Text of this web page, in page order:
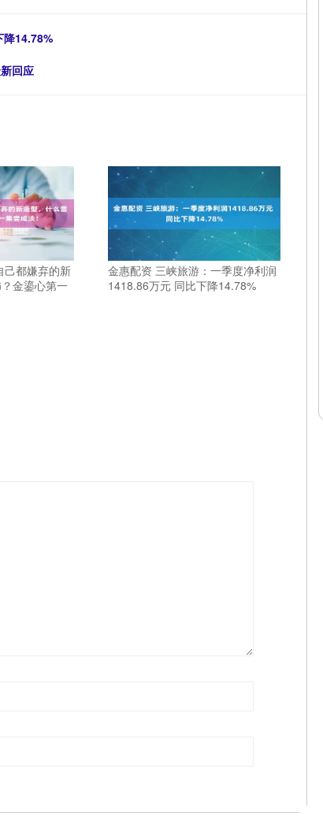
降14.78%
回应
己都嫌弃的新
金鎏心第一
金惠配资 三峡旅游：一季度净利润
1418.86万元 同比下降14.78%